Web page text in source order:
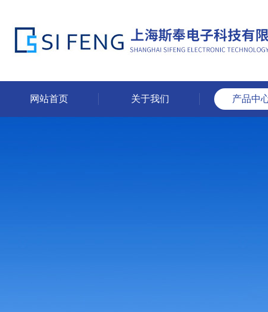
网站首页 关于我们 产品中